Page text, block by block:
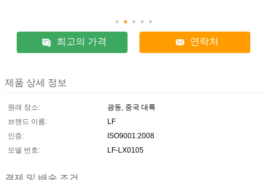
최고의 가격 연락처
제품 상세 정보
원래 장소:
광동, 중국 대륙
브랜드 이름:
LF
인증:
ISO9001:2008
모델 번호:
LF-LX0105
결제 및 배송 조건